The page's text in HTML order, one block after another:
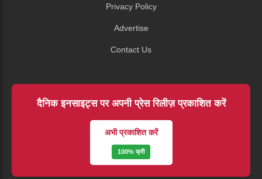
Privacy Policy
Advertise
Contact Us
दैनिक इनसाइट्स पर अपनी प्रेस रिलीज़ प्रकाशित करें
अभी प्रकाशित करें
100% फ्री